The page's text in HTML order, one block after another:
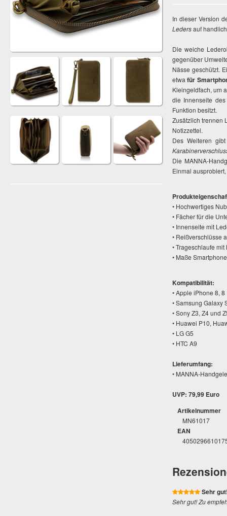
In dieser Version
Ledersauf
Die weiche
gegenüber
Nässe geschützt.
etwafür
Kleingeldfach, um
die Innenseite
Funktion besitzt.
Zusätzlich trennen
Notizzettel.
Des Weiteren
Die MANNA-
Einmal
• Hochwertiges
• Fächer für die
• Innenseite mit
• Reißverschlüsse
• Trageschlaufe
• Maße
Kompatibilität:
• Apple iPhone 8,
• Samsung Galaxy
• Sony Z3, Z4 und
• Huawei P10,
• LG G5
• HTC A9
Lieferumfang:
• MANNA-
UVP: 79,99 Euro
Artikelnummer
MN61017
EAN
Sehr
Sehr gut! Zu